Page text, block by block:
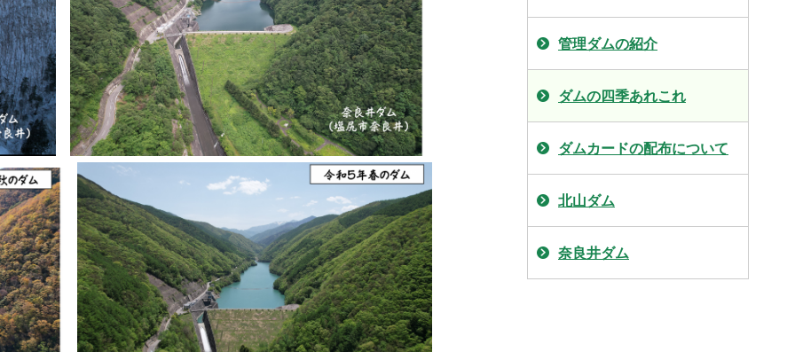
管理ダムの紹介
ダムの四季あれこれ
ダムカードの配布について
北山ダム
奈良井ダム